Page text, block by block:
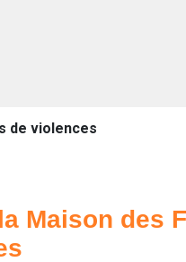
de violences
Maison des